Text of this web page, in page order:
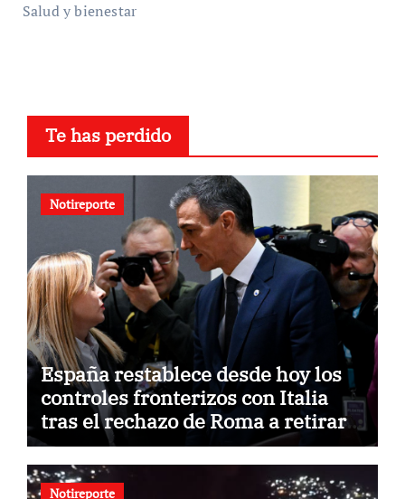
Salud y bienestar
Te has perdido
Notireporte
España restablece desde hoy los
controles fronterizos con Italia
tras el rechazo de Roma a retirar
las restricciones
Notireporte